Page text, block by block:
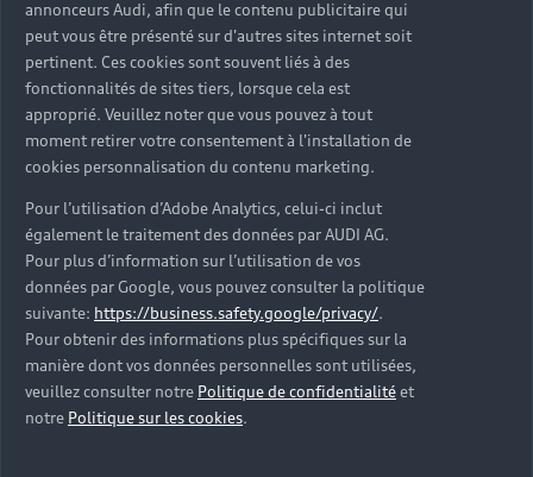
annonceurs Audi, afin que le contenu publicitaire qui
peut vous être présenté sur d'autres sites internet soit
pertinent. Ces cookies sont souvent liés à des
fonctionnalités de sites tiers, lorsque cela est
approprié. Veuillez noter que vous pouvez à tout
moment retirer votre consentement à l'installation de
cookies personnalisation du contenu marketing.
Pour l’utilisation d’Adobe Analytics, celui-ci inclut
également le traitement des données par AUDI AG.
Pour plus d’information sur l’utilisation de vos
données par Google, vous pouvez consulter la politique
suivante: https://business.safety.google/privacy/.
Pour obtenir des informations plus spécifiques sur la
manière dont vos données personnelles sont utilisées,
veuillez consulter notre Politique de confidentialitéet
notre Politique sur les cookies.